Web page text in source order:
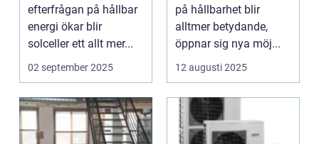
efterfrågan på hållbar
energi ökar blir
solceller ett allt mer...
02 september 2025
på hållbarhet blir
alltmer betydande,
öppnar sig nya möj...
12 augusti 2025